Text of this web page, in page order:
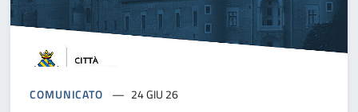
COMUNICATO 24 GIU 26